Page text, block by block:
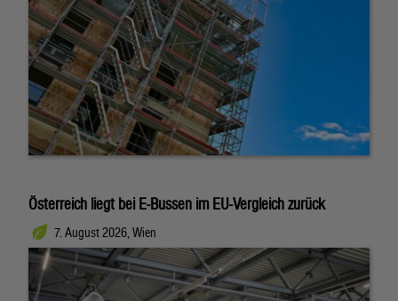
Österreich liegt bei E-Bussen im EU-Vergleich zurück
7. August 2026, Wien